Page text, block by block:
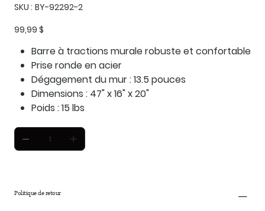
SKU : SKU
BY-
BY-92292-2
Prix
99,99 $
Barre à tractions murale robuste et confortable
Prise ronde en acier
Dégagement du mur : 13.5 pouces
Dimensions : 47" x 16" x 20"
Poids : 15 lbs
Politique de retour